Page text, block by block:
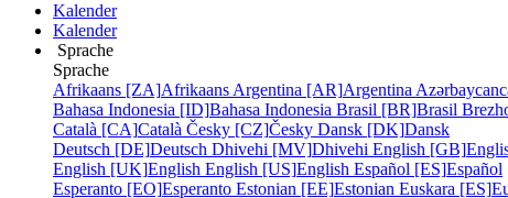
Kalender
Kalender
Sprache
Sprache
Afrikaans [ZA]Afrikaans Argentina [AR]Argentina
Bahasa Indonesia [ID]Bahasa Indonesia Brasil [BR]Brasil
Català [CA]Català Česky [CZ]Česky Dansk [DK]Dansk
Deutsch [DE]Deutsch Dhivehi [MV]Dhivehi English [GB]
English [UK]English English [US]English Español [ES]Español
Esperanto [EO]Esperanto Estonian [EE]Estonian Euskara [ES]